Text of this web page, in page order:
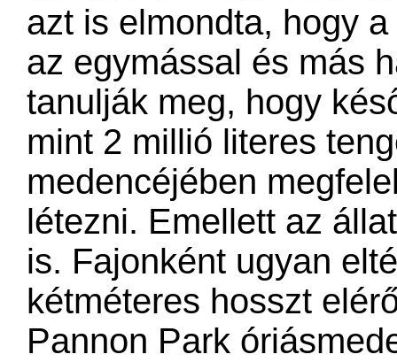
azt is elmondta, hogy
az egymással és más
tanulják meg, hogy
mint 2 millió literes
medencéjében
létezni. Emellett az
is. Fajonként ugyan
kétméteres hosszt
Pannon Park